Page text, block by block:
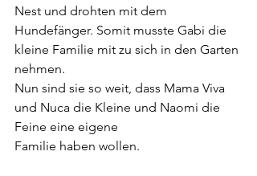
Nest und drohten mit dem
Hundefänger. Somit musste Gabi die
kleine Familie mit zu sich in den Garten
nehmen.
Nun sind sie so weit, dass Mama Viva
und Nuca die Kleine und Naomi die
Feine eine eigene
Familie haben wollen.